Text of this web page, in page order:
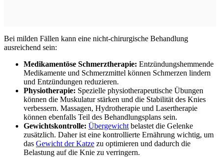
Bei milden Fällen kann eine nicht-chirurgische Behandlung
ausreichend sein:
Medikamentöse Schmerztherapie: Entzündungshemmende
Medikamente und Schmerzmittel können Schmerzen lindern
und Entzündungen reduzieren.
Physiotherapie: Spezielle physiotherapeutische Übungen
können die Muskulatur stärken und die Stabilität des Knies
verbessern. Massagen, Hydrotherapie und Lasertherapie
können ebenfalls Teil des Behandlungsplans sein.
Gewichtskontrolle: Übergewicht belastet die Gelenke
zusätzlich. Daher ist eine kontrollierte Ernährung wichtig, um
das Gewicht der Katze zu optimieren und dadurch die
Belastung auf die Knie zu verringern.